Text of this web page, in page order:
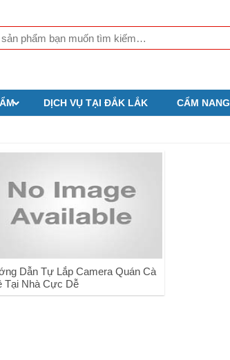
DỊCH VỤ TẠI ĐẮK LẮK CẨM NANG
Dẫn Tự Lắp Camera Quán Cà
Tại Nhà Cực Dễ